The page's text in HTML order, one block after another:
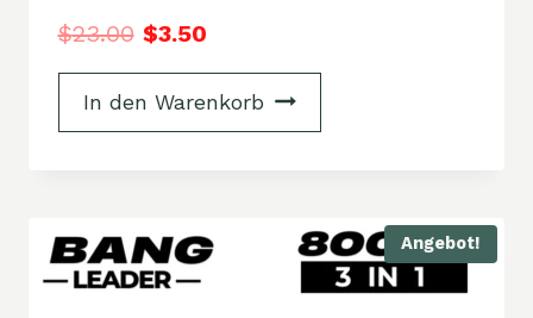
$23.00 $3.50
In den Warenkorb
Angebot!